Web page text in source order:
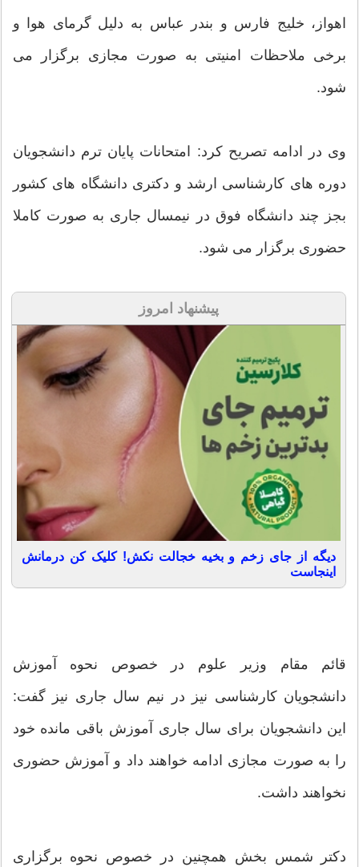
اهواز، خلیج فارس و بندر عباس به دلیل گرمای هوا و
برخی ملاحظات امنیتی به صورت مجازی برگزار می
شود.
وی در ادامه تصریح کرد: امتحانات پایان ترم دانشجویان
دوره های کارشناسی ارشد و دکتری دانشگاه های کشور
بجز چند دانشگاه فوق در نیمسال جاری به صورت کاملا
حضوری برگزار می شود.
پیشنهاد امروز
دیگه از جای زخم و بخیه خجالت نکش! کلیک کن درمانش
اینجاست
قائم مقام وزیر علوم در خصوص نحوه آموزش
دانشجویان کارشناسی نیز در نیم سال جاری نیز گفت:
این دانشجویان برای سال جاری آموزش باقی مانده خود
را به صورت مجازی ادامه خواهند داد و آموزش حضوری
نخواهند داشت.
دکتر شمس بخش همچنین در خصوص نحوه برگزاری